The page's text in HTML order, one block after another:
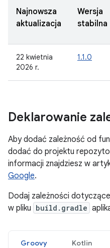
Najnowsza
aktualizacja
Wersja
stabilna
22 kwietnia
2026 r.
1.1.0
Deklarowanie
Aby dodać zależność od
dodać do projektu
informacji znajdziesz w
Google.
Dodaj zależności
w pliku build.gradle
Groovy Kotlin